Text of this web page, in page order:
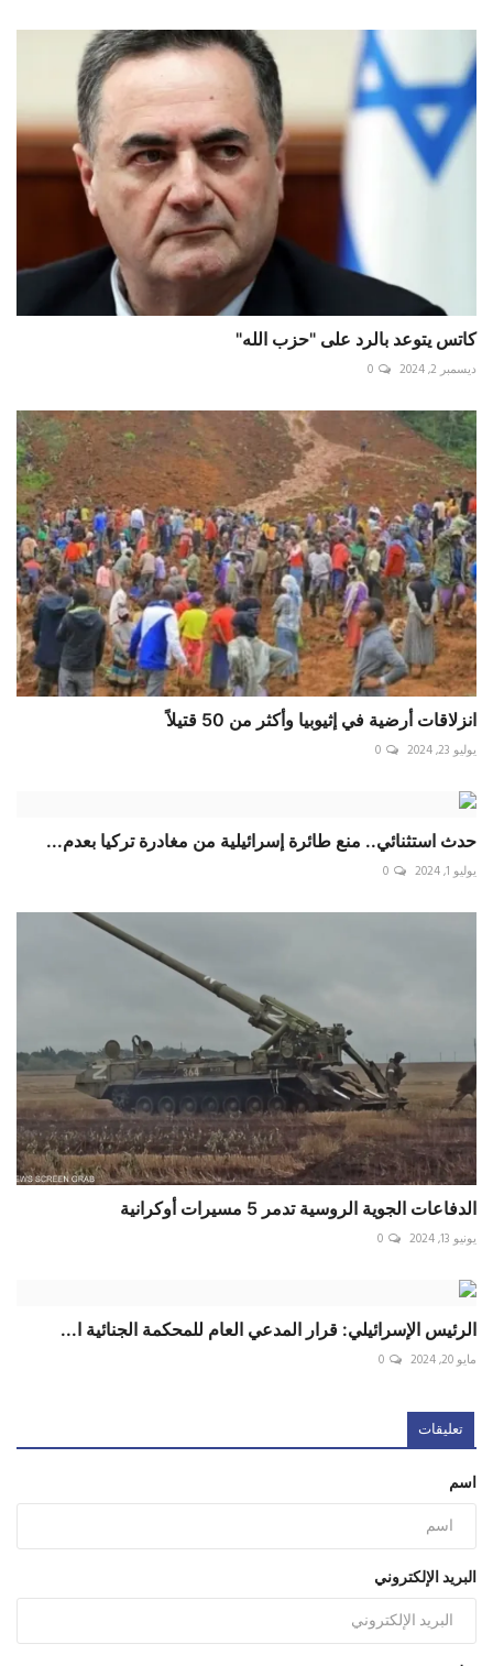
كاتس يتوعد بالرد على "حزب الله"
ديسمبر 2, 2024 0
انزلاقات أرضية في إثيوبيا وأكثر من 50 قتيلاً
يوليو 23, 2024 0
حدث استثنائي.. منع طائرة إسرائيلية من مغادرة تركيا بعدم...
يوليو 1, 2024 0
الدفاعات الجوية الروسية تدمر 5 مسيرات أوكرانية
يونيو 13, 2024 0
الرئيس الإسرائيلي: قرار المدعي العام للمحكمة الجنائية ا...
مايو 20, 2024 0
تعليقات
اسم
البريد الإلكتروني